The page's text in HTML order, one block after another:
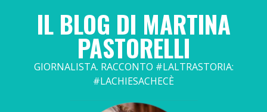
IL BLOG DI MARTINA
PASTORELLI
GIORNALISTA. RACCONTO #LALTRASTORIA:
#LACHIESACHECÈ